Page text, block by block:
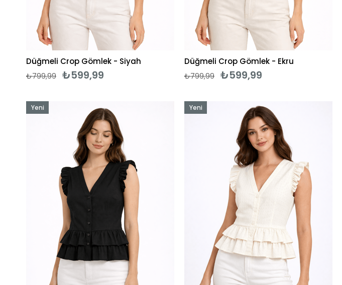
Düğmeli Crop Gömlek - Siyah
₺599,99
₺799,99
Düğmeli Crop Gömlek - Ekru
₺599,99
₺799,99
Yeni
Yeni